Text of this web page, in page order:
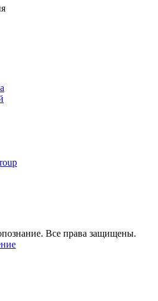
Все права защищены.